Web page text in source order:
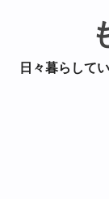
日々暮らして